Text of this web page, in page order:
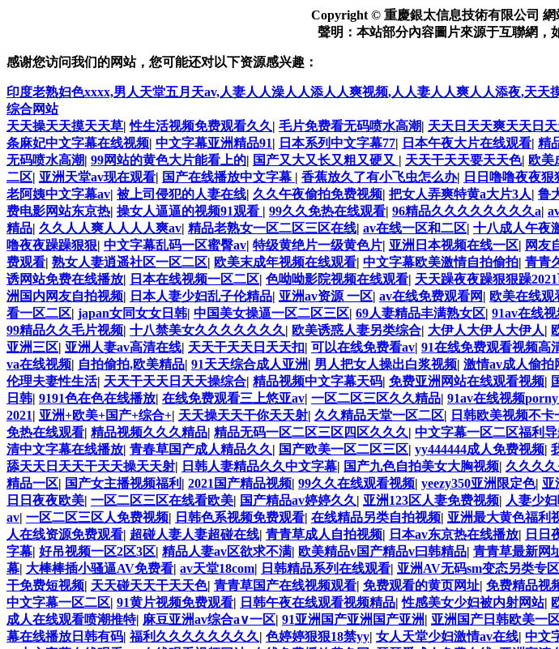
Copyright © 重慶銀太信息技術有限公司
聲明：本站部分內容圖片來源于互聯網，
感谢您访问我们的网站，您可能还对以下资源感兴趣：
印度老熟妇色xxxx,男人天堂五月天av,人妻人人澡人人添人人爽视频,人人妻人人爽人人添夜,天
综合网站
天天操天天摸天天草|性生活视频免费观看久久| 毛片免费看无码喷水高潮| 天天日天天爽天天日
条麻妃中文字幕在线视频| 中文字幕亚洲精品91| 日本系列中文字幕77| 日本午夜大片在线观看| 精
无码喷水高潮| 99网站的黄色大片能看上的| 国产又大又长又粗又硬又 | 天天干天天要天天色| 欧美
二区| 亚洲天堂av现在观看| 国产在线播放中文字幕 | 香蕉放久了有小飞虫怎么办| 日日噜噜夜夜
老阿姨中文字幕av| 被上司侵犯的人妻在线| 久久午夜偷拍免费视频| 把女人弄爽特黄a大片3人| 鲁
费电影网站东京热| 操女人逼逼的视频91观看 | 99久久免热在线观看| 96精品久久久久久久久久a|
精品| 久久人人爽人人人人爽av| 精品老熟女一区二区三区在线| av在线一区和二区| 十八成人午夜
噜夜夜躁躁狠狠| 中文字幕乱码一区蜜臀av| 特级黄绝片一级黄色片| 亚洲日本视频在线一区| 网友
费观看| 熟女人妻逍遥社区一区二区| 欧美末成年视频在线观看| 中文字幕欧美激情自拍偷拍| 青青
诱网站免费在线播放| 日本在线视频一区二区| 色呦呦影院视频在线观看| 天天躁夜夜躁狠狠躁
洲国内网友自拍视频| 日本人妻少妇乱子伦精品| 亚洲av资源 一区| av在线免费观看网| 欧美在线观
看一区二区| japan女同女女日韩| 中国美女操逼一区二区三区| 69人妻精品丰满熟女区| 91av在线
99精品久久毛片视频| 十八禁美女久久久久久久久| 欧美诱惑人妻另类综合| 大伊人大伊人大伊人|
亚洲三区| 亚洲人妻av高清在线| 天天干天天日天天扣| 可以在线免费看av| 91在线免费观看视频高
va在线视频| 自拍偷拍,欧美精品| 91天天综合成人亚洲| 男人把女人操出白浆视频| 激情av成人偷拍
伦理夫妻性生活| 天天干天天日天天操综合| 精品视频中文字幕天码| 免费亚洲网站在线观看视频|
日韩| 9191色在色在线播放| 在线免费观看三上悠亚av| 一区二区三区久久精品| 91av在线视频
2021| 亚洲+欧美+国产+综合+| 天天操天天干你天天射| 久久精品天堂一区二区| 日韩欧美视频不卡
免热在线观看| 精品视频久久久精品| 精品无码一区二区三区四区久久久| 中文字幕一区二区福利
清中文字幕在线播放| 青春草国产成人精品久久| 国产欧美一区二区三区| yy444444成人免费视频|
舔天天日天天干天天操天天射| 日韩人妻精品久久中文字幕| 国产九色自拍美女大胸视频| 久久久
精品一区| 国产女主播视频福利 | 2021国产精品视频| 99久久在线观看视频| yeezy350亚洲限定色| 亚
日日夜夜欧美| 一区二区三区在线看欧美| 国产精品av婷婷久久| 亚洲123区人妻免费视频| 人妻少
av| 一区二区三区人免费视频| 日韩色系视频免费观看| 在线精品另类自拍视频| 亚洲最大黄色福利
人在线资源免费观看| 超碰人妻人妻超碰在线| 青青草成人自拍视频| 日本av东京热在线播放| 日日
字幕| 好吊视频一区2区3区| 精品人妻av区欲求不满| 欧美精品v国产精品v曰韩精品| 青青草最新网
幕| 大棒棒插小骚逼AV免费看| av天堂18com| 日韩精品系列在线观看| 亚洲AV无码sm变态另类专区
干免费短视频| 天天碰天天干天天色| 青青草国产在线视频观看| 免费观看的黄页网址| 免费精品视
中文字幕一区二区| 91黄片视频免费观看| 日韩午夜在线观看视频精品|性感美女少妇被内射网站|
成人在线观看喷潮推特| 麻豆亚洲av综合a∨一区| 91亚洲国产亚洲国产亚洲| 亚洲国产日韩欧美一
幕在线播放日韩有码|福利久久久久久久久久| 色婷婷狠狠18禁yy| 女人天堂少妇激情av在线| 中文